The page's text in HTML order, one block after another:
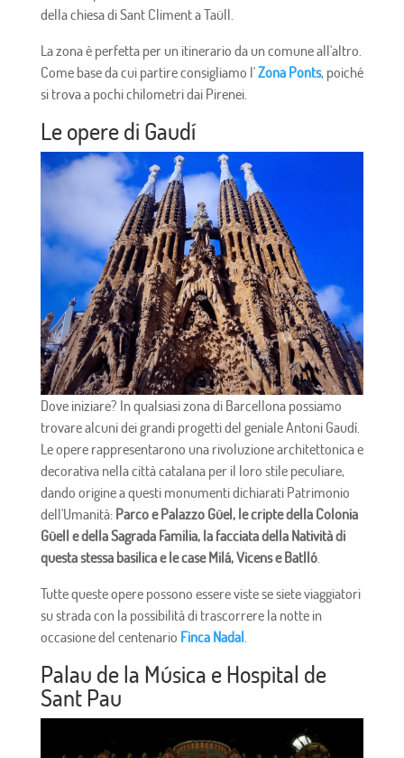
della chiesa di Sant Climent a Taüll.
La zona è perfetta per un itinerario da un comune all'altro.
Come base da cui partire consigliamo l'Zona Ponts, poiché
si trova a pochi chilometri dai Pirenei.
Le opere di Gaudí
Dove iniziare? In qualsiasi zona di Barcellona possiamo
trovare alcuni dei grandi progetti del geniale Antoni Gaudí.
Le opere rappresentarono una rivoluzione architettonica e
decorativa nella città catalana per il loro stile peculiare,
dando origine a questi monumenti dichiarati Patrimonio
dell'Umanità: Parco e Palazzo Güel, le cripte della Colonia
Güell e della Sagrada Familia, la facciata della Natività di
questa stessa basilica e le case Milá, Vicens e Batlló.
Tutte queste opere possono essere viste se siete viaggiatori
su strada con la possibilità di trascorrere la notte in
occasione del centenario Finca Nadal
Palau de la Música e Hospital de
Sant Pau